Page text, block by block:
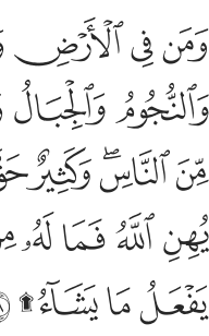
ﱮﱯﱰ
ﱳﱴ
ﱸﱹﱺﱻ
ﲁﲂﲃﲄ
ﲊﲋﲌﲍ